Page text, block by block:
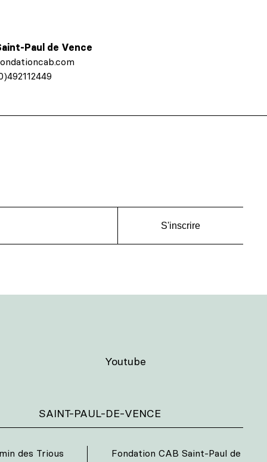
Paul de Vence
S'inscrire
Youtube
SAINT-PAUL-DE-VENCE
des Trious
Fondation CAB Saint-Paul de